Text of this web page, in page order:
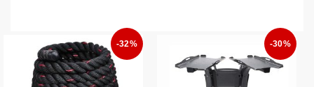
-30%
-32%